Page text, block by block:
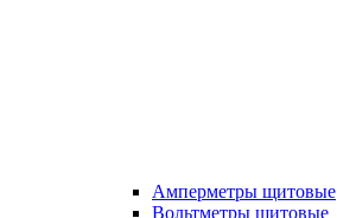
Амперметры щитовые
Вольтметры щитовые